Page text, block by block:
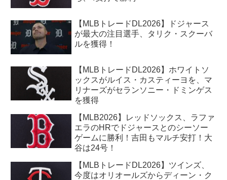
【MLBトレードDL2026】ドジャース
が最大の注目選手、タリク・スクーバ
ルを獲得！
【MLBトレードDL2026】ホワイトソ
ックスがルイス・カスティーヨを、マ
リナーズがセランソニー・ドミンゲス
を獲得
【MLB2026】レッドソックス、ラファ
エラのHRでドジャースとのシーソー
ゲームに勝利！吉田もマルチ安打！大
谷は24号！
【MLBトレードDL2026】ツインズ、
今度はオリオールズからディーン・ク